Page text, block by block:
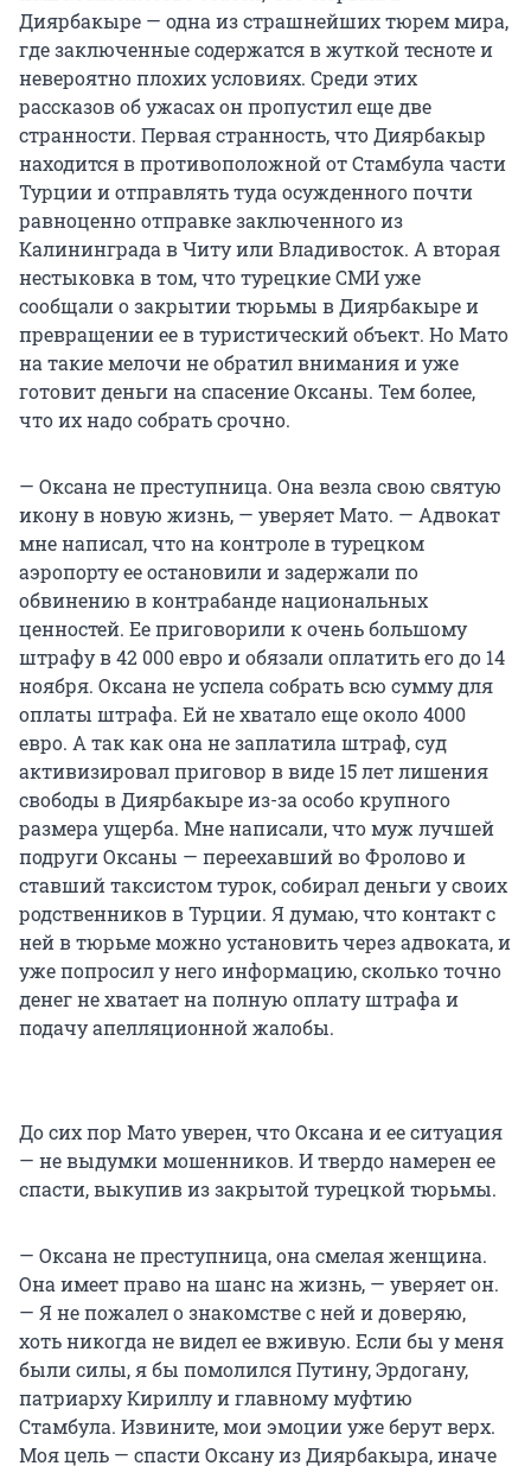
Диярбакыре — одна из страшнейших тюрем мира,
где заключенные содержатся в жуткой тесноте и
невероятно плохих условиях. Среди этих
рассказов об ужасах он пропустил еще две
странности. Первая странность, что Диярбакыр
находится в противоположной от Стамбула части
Турции и отправлять туда осужденного почти
равноценно отправке заключенного из
Калининграда в Читу или Владивосток. А вторая
нестыковка в том, что турецкие СМИ уже
сообщали о закрытии тюрьмы в Диярбакыре и
превращении ее в туристический объект. Но Мато
на такие мелочи не обратил внимания и уже
готовит деньги на спасение Оксаны. Тем более,
что их надо собрать срочно.
— Оксана не преступница. Она везла свою святую
икону в новую жизнь, — уверяет Мато. — Адвокат
мне написал, что на контроле в турецком
аэропорту ее остановили и задержали по
обвинению в контрабанде национальных
ценностей. Ее приговорили к очень большому
штрафу в 42 000 евро и обязали оплатить его до 14
ноября. Оксана не успела собрать всю сумму для
оплаты штрафа. Ей не хватало еще около 4000
евро. А так как она не заплатила штраф, суд
активизировал приговор в виде 15 лет лишения
свободы в Диярбакыре из-за особо крупного
размера ущерба. Мне написали, что муж лучшей
подруги Оксаны — переехавший во Фролово и
ставший таксистом турок, собирал деньги у своих
родственников в Турции. Я думаю, что контакт с
ней в тюрьме можно установить через адвоката, и
уже попросил у него информацию, сколько точно
денег не хватает на полную оплату штрафа и
подачу апелляционной жалобы.
До сих пор Мато уверен, что Оксана и ее ситуация
— не выдумки мошенников. И твердо намерен ее
спасти, выкупив из закрытой турецкой тюрьмы.
— Оксана не преступница, она смелая женщина.
Она имеет право на шанс на жизнь, — уверяет он.
— Я не пожалел о знакомстве с ней и доверяю,
хоть никогда не видел ее вживую. Если бы у меня
были силы, я бы помолился Путину, Эрдогану,
патриарху Кириллу и главному муфтию
Стамбула. Извините, мои эмоции уже берут верх.
Моя цель — спасти Оксану из Диярбакыра, иначе